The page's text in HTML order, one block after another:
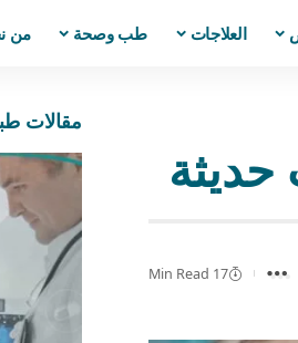
العلاجات طب وصحة من
17 Min Read
مقالات